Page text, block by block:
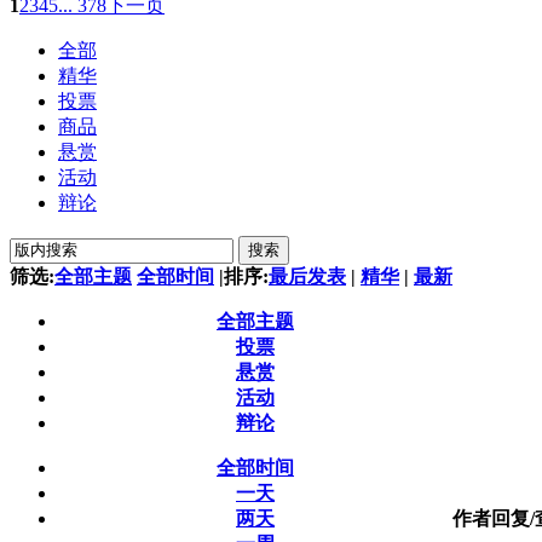
1 2345... 378 下一页
全部
精华
投票
商品
悬赏
活动
辩论
搜索
筛选:全部主题 全部时间 |排序:最后发表 | 精华 | 最新
全部主题
投票
悬赏
活动
辩论
全部时间
一天
两天
作者回复/